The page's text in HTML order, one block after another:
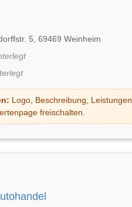
5, 69469 Weinheim
Logo, Beschreibung, Leistungen,
freischalten.